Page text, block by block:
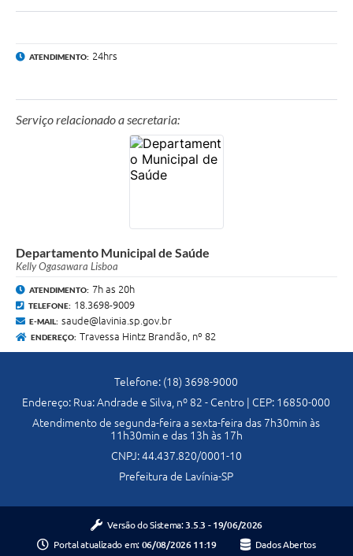
Defesa Civil Municipal
Links
Telefones Úteis
FAQ
ATENDIMENTO: 24hrs
Serviço relacionado a secretaria:
Departamento Municipal de Saúde
Kelly Ogasawara Lisboa
ATENDIMENTO: 7h as 20h
TELEFONE: 18.3698-9009
E-MAIL: saude@lavinia.sp.gov.br
ENDEREÇO: Travessa Hintz Brandão, nº 82
Telefone: (18) 3698-9000
Endereço: Rua: Andrade e Silva, nº 82 - Centro | CEP: 16850-000
Atendimento de segunda-feira a sexta-feira das 7h30min às
11h30min e das 13h às 17h
CNPJ: 44.437.820/0001-10
Prefeitura de Lavínia-SP
Versão do Sistema: 3.5.3 - 19/06/2026
Portal atualizado em: 06/08/2026 11:19 Dados Abertos